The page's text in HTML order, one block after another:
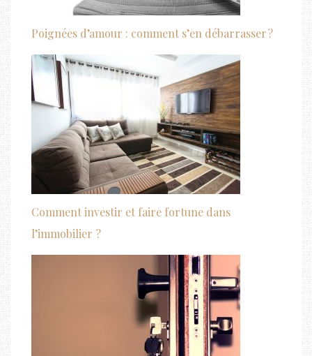
Poignées d’amour : comment s’en débarrasser ?
Comment investir et faire fortune dans
l’immobilier ?